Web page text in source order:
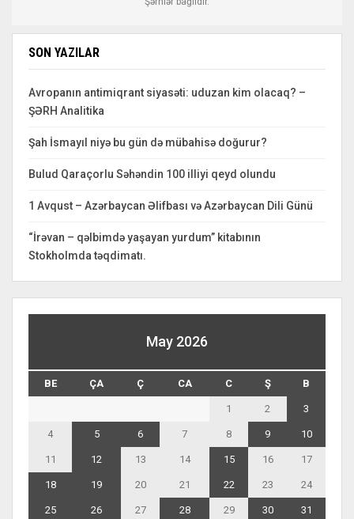
SON YAZILAR
Avropanın antimiqrant siyasəti: uduzan kim olacaq? –
ŞƏRH Analitika
Şah İsmayıl niyə bu gün də mübahisə doğurur?
Bulud Qaraçorlu Səhəndin 100 illiyi qeyd olundu
1 Avqust – Azərbaycan Əlifbası və Azərbaycan Dili Günü
“İrəvan – qəlbimdə yaşayan yurdum” kitabının
Stokholmda təqdimatı.
May 2026
BE ÇA Ç CA C Ş B
1 2 3
4 5 6 7 8 9 10
11 12 13 14 15 16 17
18 19 20 21 22 23 24
25 26 27 28 29 30
31